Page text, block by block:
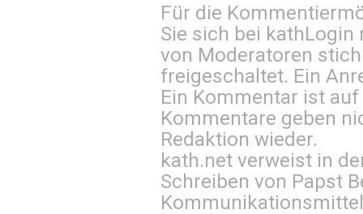
Für die
Sie sich bei kathLogin
von Moderatoren
freigeschaltet. Ein
Ein Kommentar ist
Kommentare geben
Redaktion wieder.
kath.net verweist in
Schreiben von Papst